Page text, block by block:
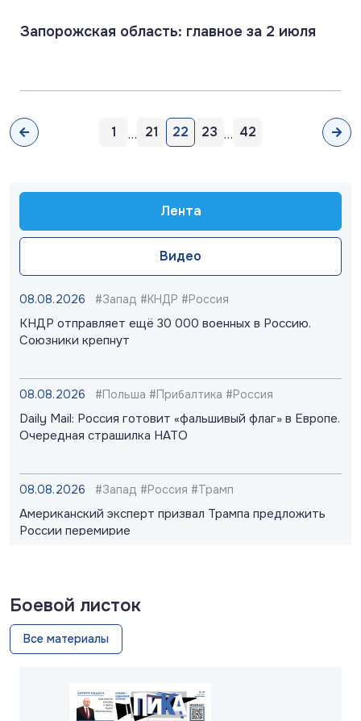
Лента
Видео
08.08.2026 #Запад #КНДР #Россия
КНДР отправляет ещё 30 000 военных в Россию.
Союзники крепнут
08.08.2026 #Польша #Прибалтика #Россия
Daily Mail: Россия готовит «фальшивый флаг» в Европе.
Очередная страшилка НАТО
08.08.2026 #Запад #Россия #Трамп
Американский эксперт призвал Трампа предложить
России перемирие
Berliner Zeitung: Patriot не работает. Российские
ракеты прорывают ПВО Киева
США делают ставку на тактическое ядерное оружие.
Запорожская область: главное за 2 июля
1 … 21 22 23 … 42
Боевой листок
Все материалы